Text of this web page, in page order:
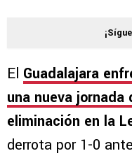
El Guadalajara
una nueva
eliminación en la
derrota por 1-0